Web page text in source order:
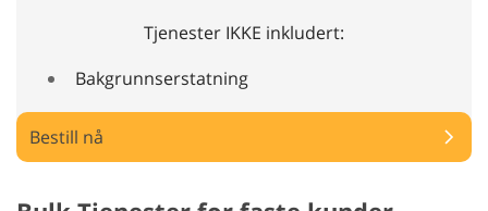
Tjenester IKKE inkludert:
Bakgrunnserstatning
Bestill nå